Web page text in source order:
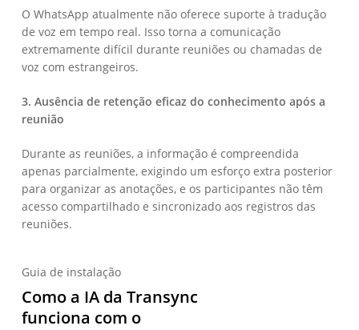
O WhatsApp atualmente não oferece suporte à tradução
de voz em tempo real. Isso torna a comunicação
extremamente difícil durante reuniões ou chamadas de
voz com estrangeiros.
3. Ausência de retenção eficaz do conhecimento após a
reunião
Durante as reuniões, a informação é compreendida
apenas parcialmente, exigindo um esforço extra posterior
para organizar as anotações, e os participantes não têm
acesso compartilhado e sincronizado aos registros das
reuniões.
Guia de instalação
Como a IA da Transync
funciona com o